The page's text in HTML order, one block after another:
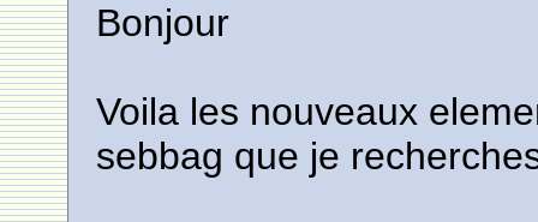
Bonjour
Voila les nouveaux
sebbag que je